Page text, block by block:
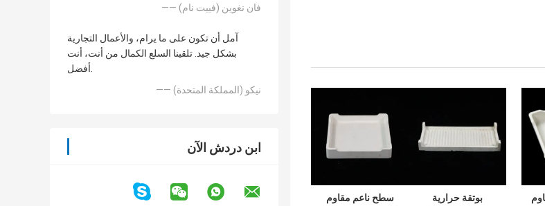
—— فان نغوين (فييت نام)
آمل أن تكون على ما يرام، والأعمال التجارية
بشكل جيد. تلقينا السلع الكمال من أنت، أنت
أفضل.
—— نيكو (المملكة المتحدة)
ابن دردش الآن
بوتقة حرارية
سطح ناعم مقاوم